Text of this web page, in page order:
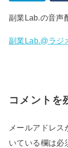
副業Lab.の音声
副業Lab.@ラジ
コメントを
メールアドレス
いている欄は必